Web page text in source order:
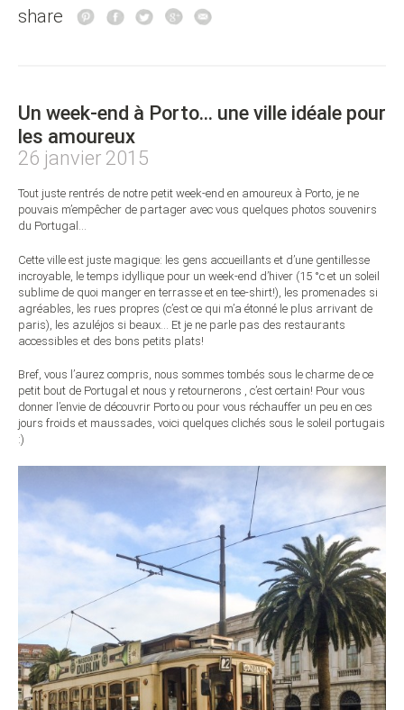
share
Un week-end à Porto… une ville idéale pour
les amoureux
26 janvier 2015
Tout juste rentrés de notre petit week-end en amoureux à Porto, je ne
pouvais m’empêcher de partager avec vous quelques photos souvenirs
du Portugal…
Cette ville est juste magique: les gens accueillants et d’une gentillesse
incroyable, le temps idyllique pour un week-end d’hiver (15 °c et un soleil
sublime de quoi manger en terrasse et en tee-shirt!), les promenades si
agréables, les rues propres (c’est ce qui m’a étonné le plus arrivant de
paris), les azuléjos si beaux… Et je ne parle pas des restaurants
accessibles et des bons petits plats!
Bref, vous l’aurez compris, nous sommes tombés sous le charme de ce
petit bout de Portugal et nous y retournerons , c’est certain! Pour vous
donner l’envie de découvrir Porto ou pour vous réchauffer un peu en ces
jours froids et maussades, voici quelques clichés sous le soleil portugais
:)